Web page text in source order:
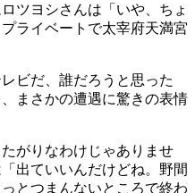
ツヨシさんは「いや、ちょ
ライベートで太宰府天満宮
ビだ、誰だろうと思った
まさかの遭遇に驚きの表情
がりなわけじゃありませ
出ていいんだけどね。野間
とつまんないところで終わ